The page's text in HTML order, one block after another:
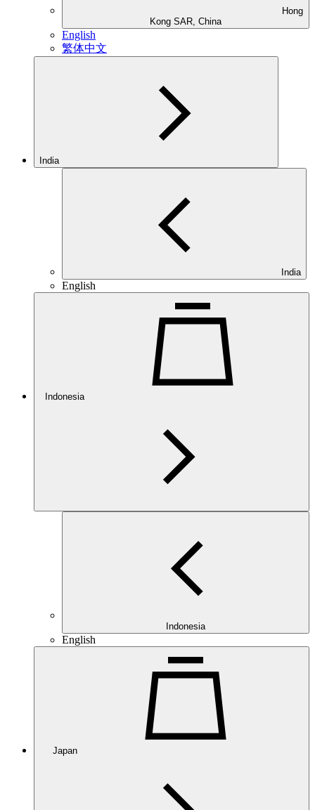
Kong SAR, China
English
繁体中文
India
India
English
Indonesia
Indonesia
English
Japan